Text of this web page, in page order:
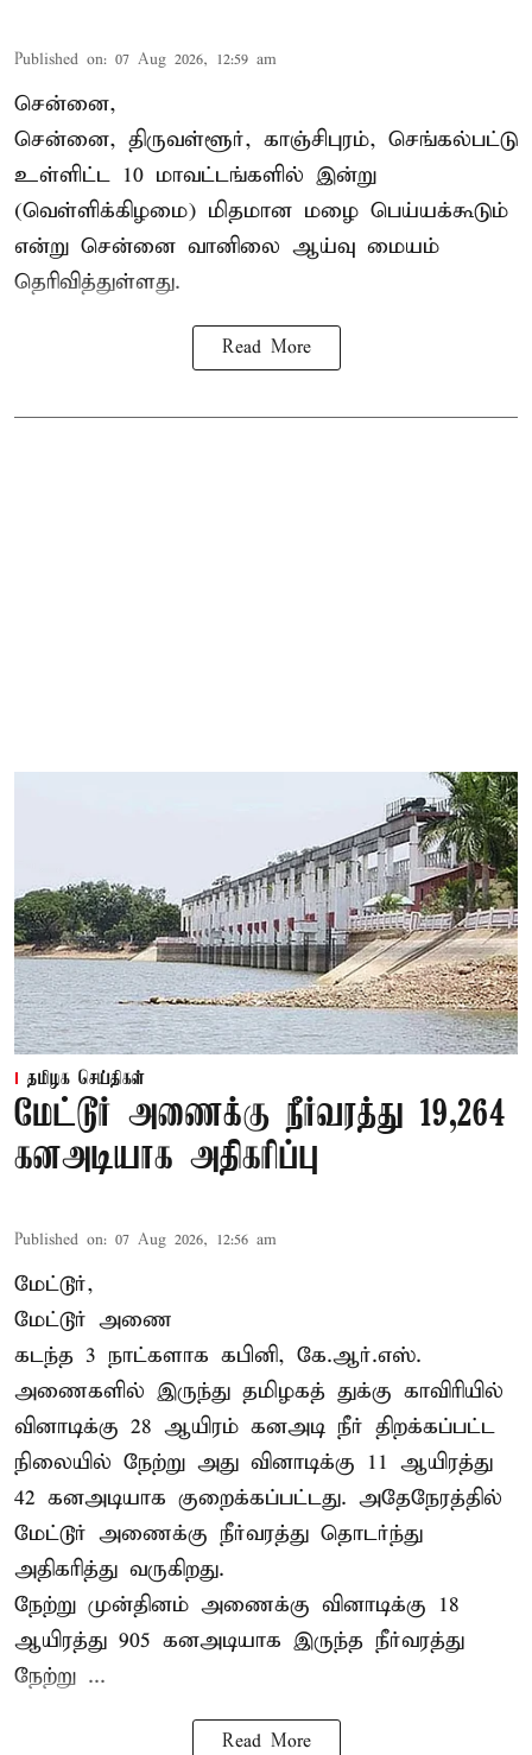
Published on: 07 Aug 2026, 12:59 am
சென்னை,
சென்னை, திருவள்ளூர், காஞ்சிபுரம், செங்கல்பட்டு
உள்ளிட்ட 10 மாவட்டங்களில் இன்று
(வெள்ளிக்கிழமை) மிதமான மழை பெய்யக்கூடும்
என்று சென்னை வானிலை ஆய்வு மையம்
தெரிவித்துள்ளது.
Read More
தமிழக செய்திகள்
மேட்டூர் அணைக்கு நீர்வரத்து 19,264
கனஅடியாக அதிகரிப்பு
Published on: 07 Aug 2026, 12:56 am
மேட்டூர்,
மேட்டூர் அணை
கடந்த 3 நாட்களாக கபினி, கே.ஆர்.எஸ்.
அணைகளில் இருந்து தமிழகத் துக்கு காவிரியில்
வினாடிக்கு 28 ஆயிரம் கனஅடி நீர் திறக்கப்பட்ட
நிலையில் நேற்று அது வினாடிக்கு 11 ஆயிரத்து
42 கனஅடியாக குறைக்கப்பட்டது. அதேநேரத்தில்
மேட்டூர் அணைக்கு நீர்வரத்து தொடர்ந்து
அதிகரித்து வருகிறது.
நேற்று முன்தினம் அணைக்கு வினாடிக்கு 18
ஆயிரத்து 905 கனஅடியாக இருந்த நீர்வரத்து
நேற்று ...
Read More